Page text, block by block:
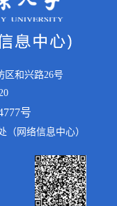
区和兴路26号
号
网络信息中心）